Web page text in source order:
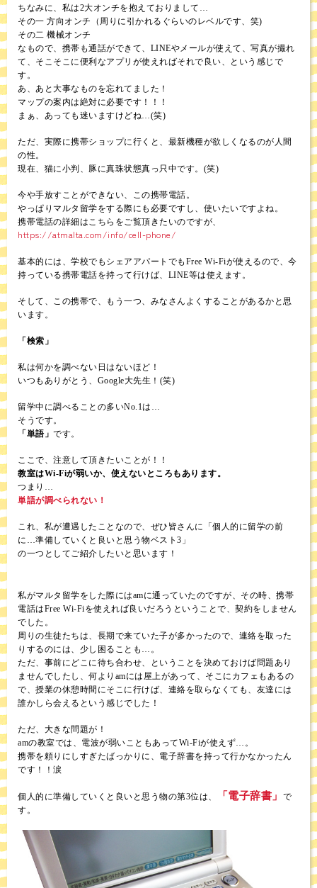
ちなみに、私は2大オンチを抱えておりまして…
その一 方向オンチ（周りに引かれるぐらいのレベルです、笑)
その二 機械オンチ
なもので、携帯も通話ができて、LINEやメールが使えて、写真が撮れ
て、そこそこに便利なアプリが使えればそれで良い、という感じで
す。
あ、あと大事なものを忘れてました！
マップの案内は絶対に必要です！！！
まぁ、あっても迷いますけどね…(笑)
ただ、実際に携帯ショップに行くと、最新機種が欲しくなるのが人間
の性。
現在、猫に小判、豚に真珠状態真っ只中です。(笑)
今や手放すことができない、この携帯電話。
やっぱりマルタ留学をする際にも必要ですし、使いたいですよね。
携帯電話の詳細はこちらをご覧頂きたいのですが、
https://atmalta.com/info/cell-phone/
基本的には、学校でもシェアアパートでもFree Wi-Fiが使えるので、今
持っている携帯電話を持って行けば、LINE等は使えます。
そして、この携帯で、もう一つ、みなさんよくすることがあるかと思
います。
「検索」
私は何かを調べない日はないほど！
いつもありがとう、Google大先生！(笑)
留学中に調べることの多いNo.1は…
そうです。
「単語」 です。
ここで、注意して頂きたいことが！！
教室はWi-Fiが弱いか、使えないところもあります。
つまり…
単語が調べられない！
これ、私が遭遇したことなので、ぜひ皆さんに「個人的に留学の前
に…準備していくと良いと思う物ベスト3」
の一つとしてご紹介したいと思います！
私がマルタ留学をした際にはamに通っていたのですが、その時、携帯
電話はFree Wi-Fiを使えれば良いだろうということで、契約をしません
でした。
周りの生徒たちは、長期で来ていた子が多かったので、連絡を取った
りするのには、少し困ることも…。
ただ、事前にどこに待ち合わせ、ということを決めておけば問題あり
ませんでしたし、何よりamには屋上があって、そこにカフェもあるの
で、授業の休憩時間にそこに行けば、連絡を取らなくても、友達には
誰かしら会えるという感じでした！
ただ、大きな問題が！
amの教室では、電波が弱いこともあってWi-Fiが使えず…。
携帯を頼りにしすぎたばっかりに、電子辞書を持って行かなかったん
です！！涙
個人的に準備していくと良いと思う物の第3位は、 「電子辞書」
で
す。